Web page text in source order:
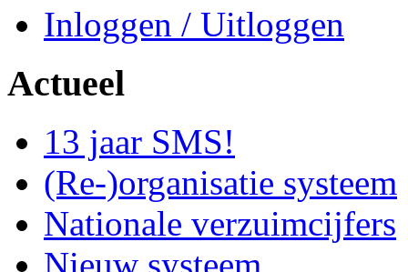
Inloggen / Uitloggen
Actueel
13 jaar SMS!
(Re-)organisatie systeem
Nationale verzuimcijfers